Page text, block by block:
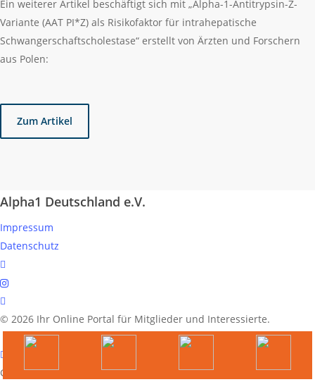
Ein weiterer Artikel beschäftigt sich mit „Alpha-1-Antitrypsin-Z-
Variante (AAT PI*Z) als Risikofaktor für intrahepatische
Schwangerschaftscholestase“ erstellt von Ärzten und Forschern
aus Polen:
Zum Artikel
Alpha1 Deutschland e.V.
Impressum
Datenschutz
linkedin
instagram
spotify
© 2026 Ihr Online Portal für Mitglieder und Interessierte.
German